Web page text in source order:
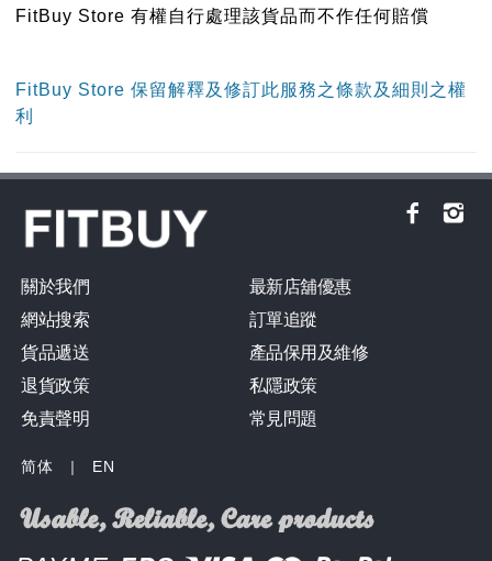
FitBuy Store 有權自行處理該貨品而不作任何賠償
FitBuy Store 保留解釋及修訂此服務之條款及細則之權
利
關於我們
最新店舖優惠
網站搜索
訂單追蹤
貨品遞送
產品保用及維修
退貨政策
私隱政策
免責聲明
常見問題
简体 | EN